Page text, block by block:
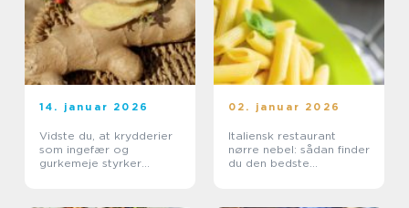
14. januar 2026
Vidste du, at krydderier
som ingefær og
gurkemeje styrker
02. januar 2026
Italiensk restaurant
nørre nebel: sådan finder
du den bedste